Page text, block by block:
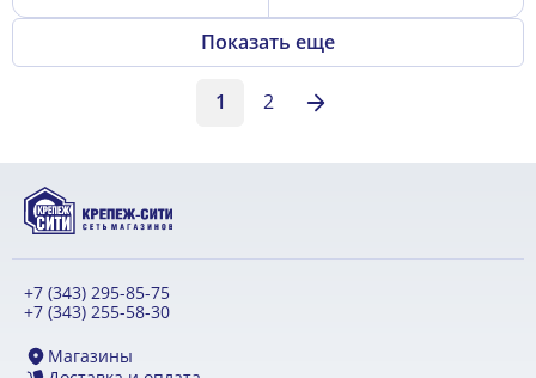
Показать еще
1 2
+7 (343) 295-85-75
+7 (343) 255-58-30
Магазины